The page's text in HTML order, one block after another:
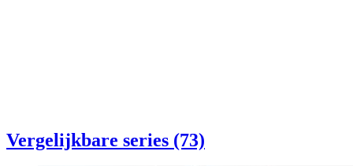
Vergelijkbare series (73)